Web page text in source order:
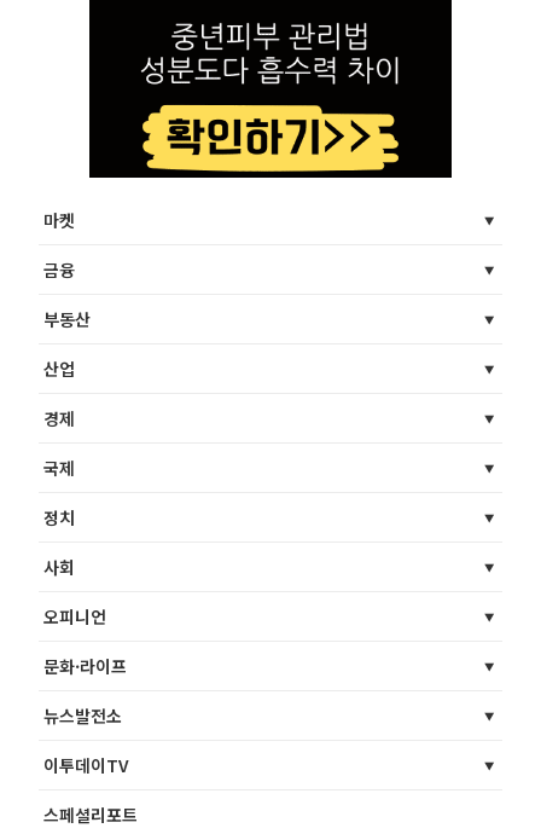
마켓
금융
부동산
산업
경제
국제
정치
사회
오피니언
문화·라이프
뉴스발전소
이투데이TV
스페셜리포트